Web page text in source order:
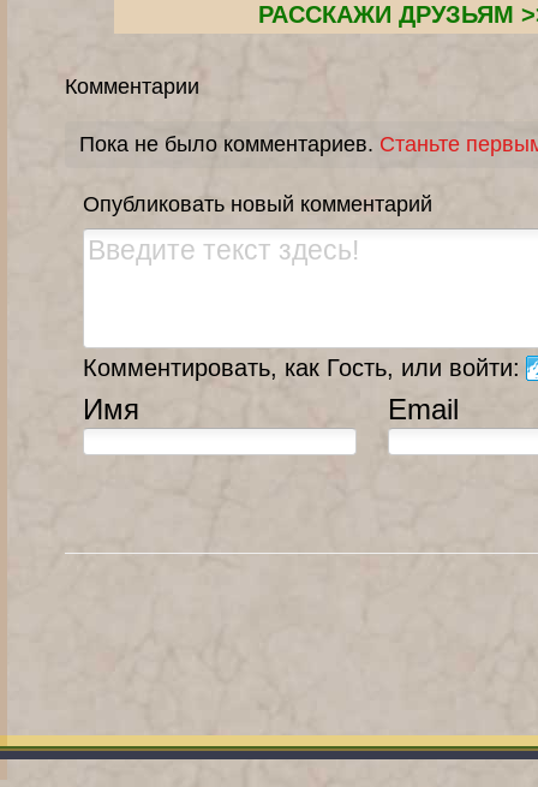
РАССКАЖИ ДРУЗЬЯМ
Комментарии
Пока не было комментариев. Станьте
Опубликовать новый комментарий
Комментировать, как Гость, или войти:
Имя Email